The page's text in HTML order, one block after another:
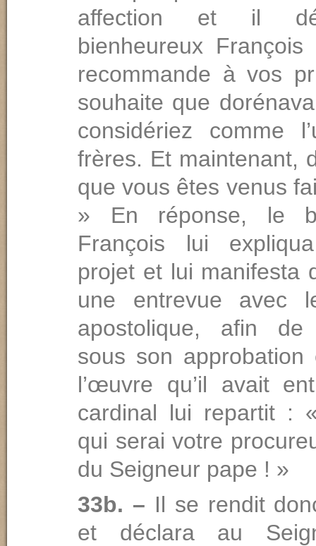
affection et il
bienheureux
recommande à vos
souhaite que
considériez comme
frères. Et maintenant,
que vous êtes venus
» En réponse, le
François lui
projet et lui manifesta
une entrevue avec
apostolique, afin de
sous son approbation
l’œuvre qu’il avait
cardinal lui repartit :
qui serai votre
du Seigneur pape ! »
33b. – Il se rendit
et déclara au